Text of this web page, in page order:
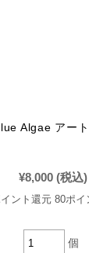
Algae アー
¥8,000 (税込)
ント還元 80ポイ
個